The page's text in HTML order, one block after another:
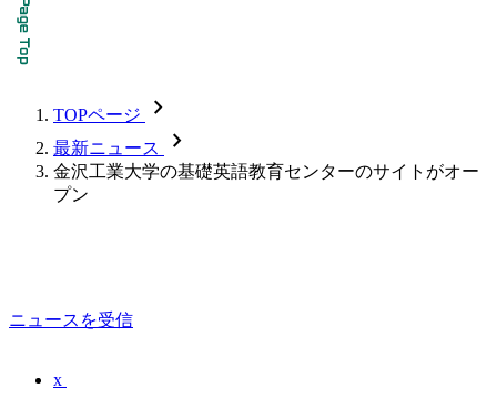
TOPページ chevron_forward
最新ニュース chevron_forward
金沢工業大学の基礎英語教育センターのサイトがオー
プン
ニュースを受信
x